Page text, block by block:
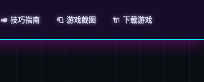
🎺 技巧指南 🧻 游戏截图 🔌 下载游戏